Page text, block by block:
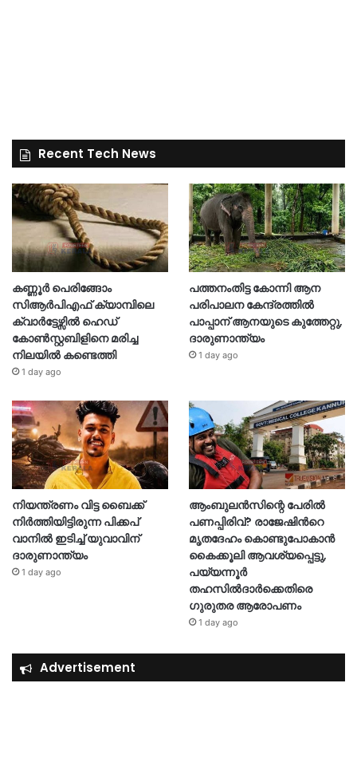
Recent Tech News
കണ്ണൂർ പെരിങ്ങോം
സിആർപിഎഫ് ക്യാമ്പിലെ
ക്വാർട്ടേഴ്സിൽ ഹെഡ്
കോൺസ്റ്റബിളിനെ മരിച്ച
നിലയിൽ കണ്ടെത്തി
1 day ago
പത്തനംതിട്ട കോന്നി ആന
പരിപാലന കേന്ദ്രത്തിൽ
പാപ്പാന് ആനയുടെ കുത്തേറ്റു,
ദാരുണാന്ത്യം
1 day ago
നിയന്ത്രണം വിട്ട ബൈക്ക്
നിർത്തിയിട്ടിരുന്ന പിക്കപ്
വാനിൽ ഇടിച്ച് യുവാവിന്
ദാരുണാന്ത്യം
1 day ago
ആംബുലൻസിന്റെ പേരിൽ
പണപ്പിരിവ്? രാജേഷിന്‍റെ
മൃതദേഹം കൊണ്ടുപോകാൻ
കൈക്കൂലി ആവശ്യപ്പെട്ടു,
പയ്യന്നൂർ
തഹസിൽദാർക്കെതിരെ
ഗുരുതര ആരോപണം
1 day ago
Advertisement